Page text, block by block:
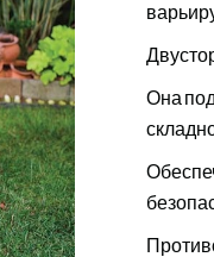
Она